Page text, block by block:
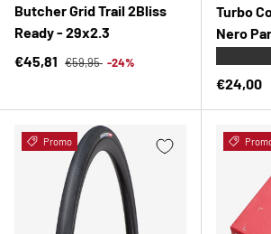
Butcher Grid Trail 2Bliss
Ready - 29x2.3
Prezzo di vendita
€45,81 Prezzo normale
€59,95 -24%
Turbo
Nero
Prezzo
€24,00
Promo